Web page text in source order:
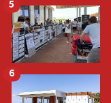
5
6